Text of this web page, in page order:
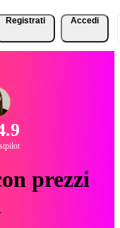
Registrati Accedi
prezzi